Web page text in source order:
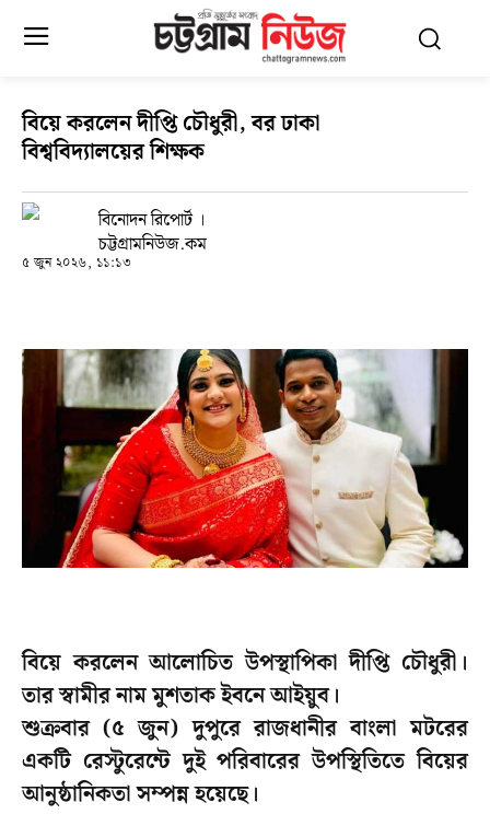
বিয়ে করলেন দীপ্তি চৌধুরী, বর ঢাকা
বিশ্ববিদ্যালয়ের শিক্ষক
বিনোদন রিপোর্ট ।
চট্টগ্রামনিউজ.কম
৫ জুন ২০২৬, ১১:১৩
বিয়ে করলেন আলোচিত উপস্থাপিকা দীপ্তি চৌধুরী।
তার স্বামীর নাম মুশতাক ইবনে আইয়ুব।
শুক্রবার (৫ জুন) দুপুরে রাজধানীর বাংলা মটরের
একটি রেস্টুরেন্টে দুই পরিবারের উপস্থিতিতে বিয়ের
আনুষ্ঠানিকতা সম্পন্ন হয়েছে।